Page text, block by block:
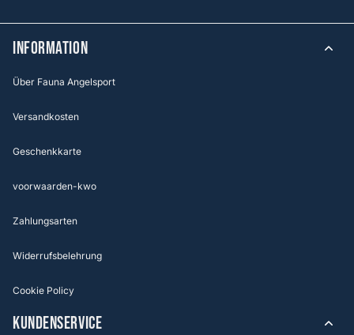
Information
Über Fauna Angelsport
Versandkosten
Geschenkkarte
voorwaarden-kwo
Zahlungsarten
Widerrufsbelehrung
Cookie Policy
KUNDENSERVICE